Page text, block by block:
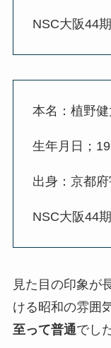
NSC大阪44
本名：植野
生年月日；
出身：京都
NSC大阪44
見た目の印象が
ける昭和の雰囲
至って普通でし